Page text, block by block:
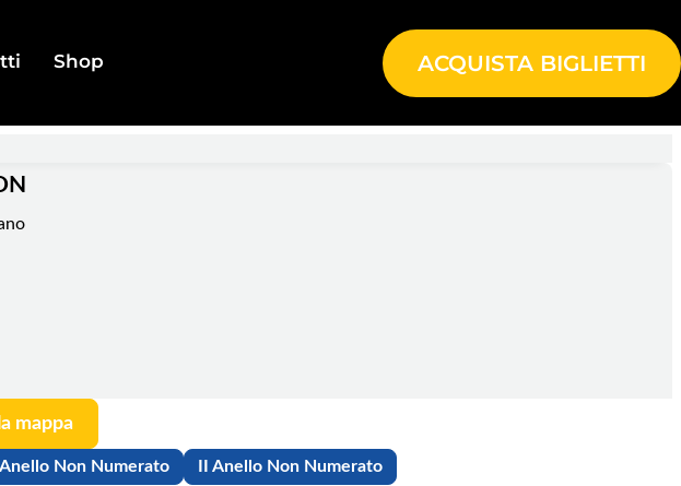
Shop ACQUISTA BIGLIETTI
mappa
Anello Non Numerato II Anello Non Numerato